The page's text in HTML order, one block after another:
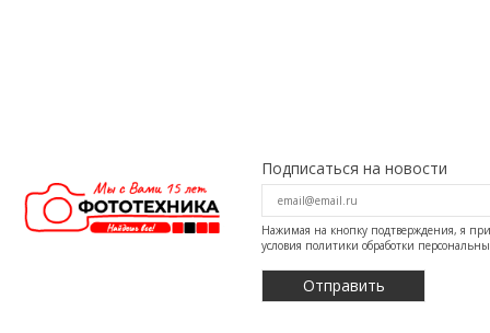
Подписаться на новости
Нажимая на кнопку подтверждения, я
условия политики обработки